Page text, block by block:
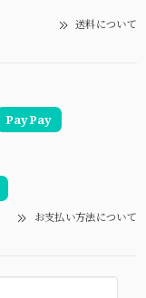
送料について
PayPay
お支払い方法について